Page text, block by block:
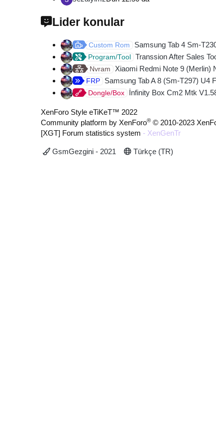
Lider konular
Custom Rom Samsung Tab 4 Sm-
Program/Tool Transsion After Sales
Nvram Xiaomi Redmi Note 9 (Merlin)
FRP Samsung Tab A 8 (Sm-T297) U4
Dongle/Box İnfinity Box Cm2 Mtk
XenForo Style eTiKeT™ 2022
Community platform by XenForo® © 2010-2023
[XGT] Forum statistics system - XenGenTr
GsmGezgini - 2021 Türkçe (TR)